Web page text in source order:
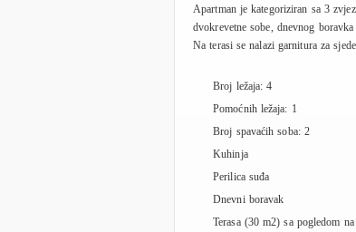
Apartman je kategoriziran sa 3
dvokrevetne sobe, dnevnog
Na terasi se nalazi garnitura za
Broj ležaja: 4
Pomoćnih ležaja: 1
Broj spavaćih soba: 2
Kuhinja
Perilica suđa
Dnevni boravak
Terasa (30 m2) sa pogledom